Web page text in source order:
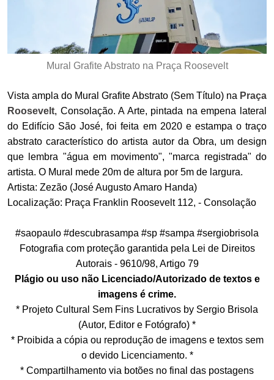
Mural Grafite Abstrato na Praça Roosevelt
Vista ampla do Mural Grafite Abstrato (Sem Título) na Praça
Roosevelt, Consolação. A Arte, pintada na empena lateral
do Edifício São José, foi feita em 2020 e estampa o traço
abstrato característico do artista autor da Obra, um design
que lembra "água em movimento", "marca registrada" do
artista. O Mural mede 20m de altura por 5m de largura.
Artista: Zezão (José Augusto Amaro Handa)
Localização: Praça Franklin Roosevelt 112, - Consolação
#saopaulo #descubrasampa #sp #sampa #sergiobrisola
Fotografia com proteção garantida pela Lei de Direitos
Autorais - 9610/98, Artigo 79
Plágio ou uso não Licenciado/Autorizado de textos e
imagens é crime.
* Projeto Cultural Sem Fins Lucrativos by Sergio Brisola
(Autor, Editor e Fotógrafo) *
* Proibida a cópia ou reprodução de imagens e textos sem
o devido Licenciamento. *
* Compartilhamento via botões no final das postagens